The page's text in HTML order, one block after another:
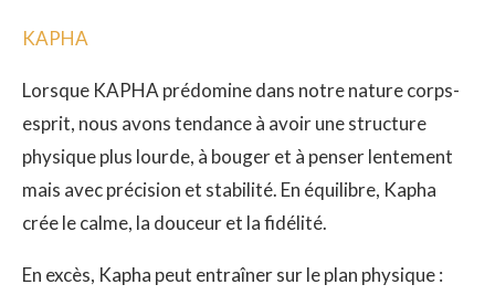
KAPHA
Lorsque KAPHA prédomine dans notre nature corps-
esprit, nous avons tendance à avoir une structure
physique plus lourde, à bouger et à penser lentement
mais avec précision et stabilité. En équilibre, Kapha
crée le calme, la douceur et la fidélité.
En excès, Kapha peut entraîner sur le plan physique :